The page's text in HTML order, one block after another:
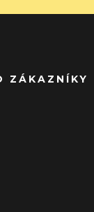
ZÁKAZNÍKY